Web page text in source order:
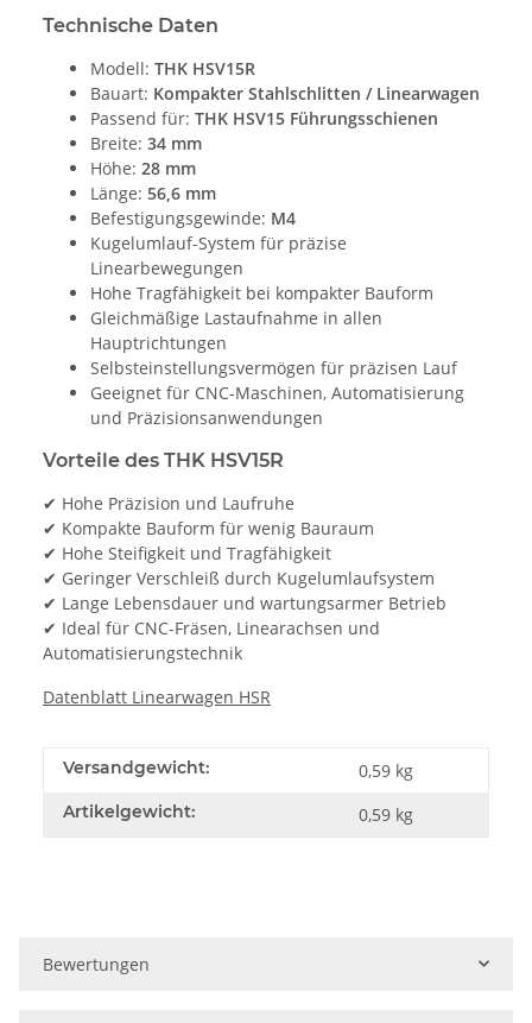
Technische Daten
Modell: THK HSV15R
Bauart: Kompakter Stahlschlitten / Linearwagen
Passend für: THK HSV15 Führungsschienen
Breite: 34 mm
Höhe: 28 mm
Länge: 56,6 mm
Befestigungsgewinde: M4
Kugelumlauf-System für präzise
Linearbewegungen
Hohe Tragfähigkeit bei kompakter Bauform
Gleichmäßige Lastaufnahme in allen
Hauptrichtungen
Selbsteinstellungsvermögen für präzisen Lauf
Geeignet für CNC-Maschinen, Automatisierung
und Präzisionsanwendungen
Vorteile des THK HSV15R
✔ Hohe Präzision und Laufruhe
✔ Kompakte Bauform für wenig Bauraum
✔ Hohe Steifigkeit und Tragfähigkeit
✔ Geringer Verschleiß durch Kugelumlaufsystem
✔ Lange Lebensdauer und wartungsarmer Betrieb
✔ Ideal für CNC-Fräsen, Linearachsen und
Automatisierungstechnik
Datenblatt Linearwagen HSR
Versandgewicht: 0,59 kg
Artikelgewicht: 0,59 kg
Bewertungen